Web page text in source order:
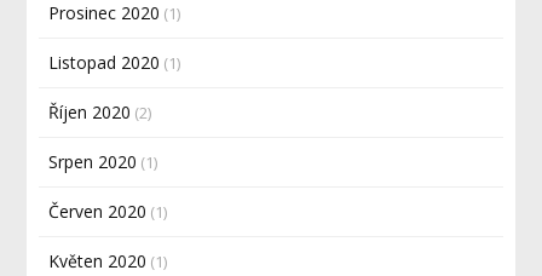
Prosinec 2020 (1)
Listopad 2020 (1)
Říjen 2020 (2)
Srpen 2020 (1)
Červen 2020 (1)
Květen 2020 (1)